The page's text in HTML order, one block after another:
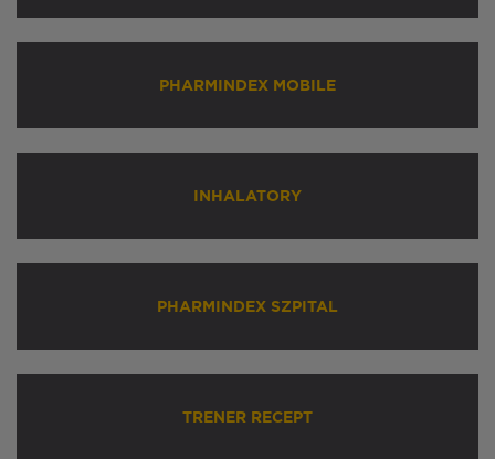
PHARMINDEX MOBILE
INHALATORY
PHARMINDEX SZPITAL
TRENER RECEPT